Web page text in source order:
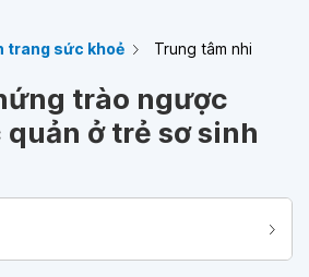
trang sức khoẻ Trung tâm nhi
trào ngược
ở trẻ sơ sinh